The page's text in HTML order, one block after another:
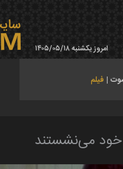
امروز یکشنبه ۱۴۰۵/۰۵/۱۸
| فیلم
خود می‌نشستند